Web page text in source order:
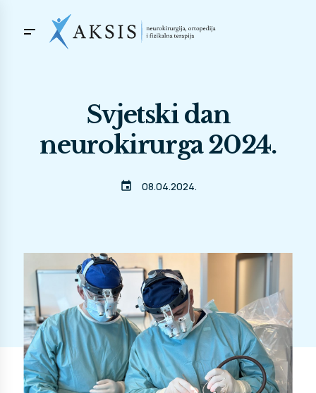
Svjetski dan
neurokirurga 2024.
event 08.04.2024.